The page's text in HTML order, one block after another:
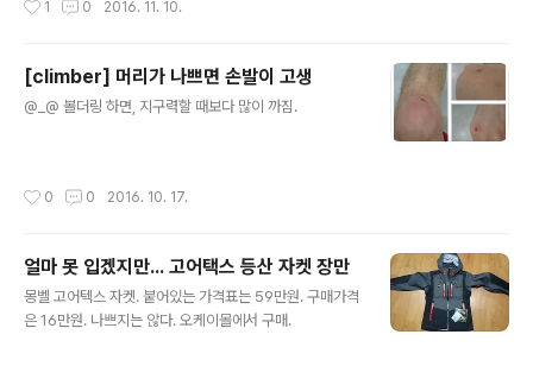
1 0 2016. 11. 10.
[climber] 머리가 나쁘면 손발이 고생
@_@ 볼더링 하면, 지구력할 때보다 많이 까짐.
0 0 2016. 10. 17.
얼마 못 입겠지만... 고어택스 등산 자켓 장만
몽벨 고어텍스 자켓. 붙어있는 가격표는 59만원. 구매가격
은 16만원. 나쁘지는 않다. 오케이몰에서 구매.